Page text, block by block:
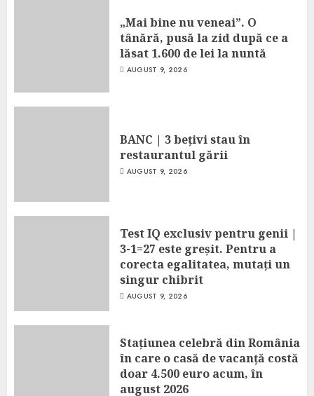
„Mai bine nu veneai”. O
tânără, pusă la zid după ce a
lăsat 1.600 de lei la nuntă
AUGUST 9, 2026
BANC | 3 bețivi stau în
restaurantul gării
AUGUST 9, 2026
Test IQ exclusiv pentru genii |
3-1=27 este greșit. Pentru a
corecta egalitatea, mutați un
singur chibrit
AUGUST 9, 2026
Stațiunea celebră din România
în care o casă de vacanță costă
doar 4.500 euro acum, în
august 2026